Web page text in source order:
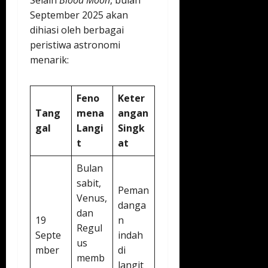
September 2025 akan
dihiasi oleh berbagai
peristiwa astronomi
menarik:
Tang
gal
Feno
mena
Langi
t
Keter
angan
Singk
at
19
Septe
mber
Bulan
sabit,
Venus,
dan
Regul
us
memb
Peman
danga
n
indah
di
langit